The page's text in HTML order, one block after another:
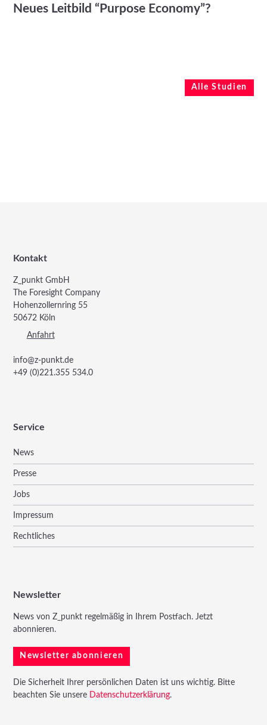
Neues Leitbild “Purpose Economy”?
Alle Studien
Kontakt
Z_punkt GmbH
The Foresight Company
Hohenzollernring 55
50672 Köln
Anfahrt
info@z-punkt.de
+49 (0)221.355 534.0
Service
News
Presse
Jobs
Impressum
Rechtliches
Newsletter
News von Z_punkt regelmäßig in Ihrem Postfach. Jetzt
abonnieren.
Newsletter abonnieren
Die Sicherheit Ihrer persönlichen Daten ist uns wichtig. Bitte
beachten Sie unsere Datenschutzerklärung.